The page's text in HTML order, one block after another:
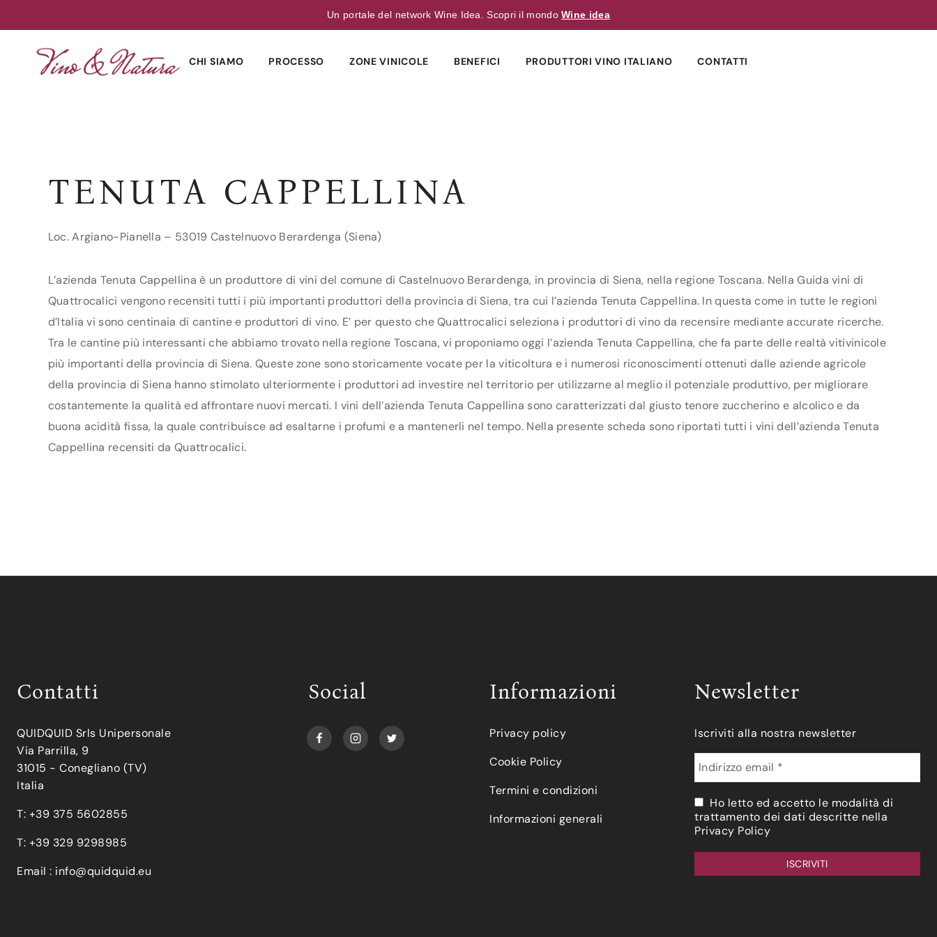
Un portale del network Wine Idea. Scopri il mondoWine idea
CHI SIAMO PROCESSO ZONE VINICOLE BENEFICI PRODUTTORI VINO ITALIANO CONTATTI
TENUTA CAPPELLINA
Loc. Argiano-Pianella – 53019 Castelnuovo Berardenga (Siena)
L’azienda Tenuta Cappellina è un produttore di vini del comune di Castelnuovo Berardenga, in provincia di Siena, nella regione Toscana. Nella Guida vini di
Quattrocalici vengono recensiti tutti i più importanti produttori della provincia di Siena, tra cui l’azienda Tenuta Cappellina. In questa come in tutte le regioni
d’Italia vi sono centinaia di cantine e produttori di vino. E’ per questo che Quattrocalici seleziona i produttori di vino da recensire mediante accurate ricerche.
Tra le cantine più interessanti che abbiamo trovato nella regione Toscana, vi proponiamo oggi l’azienda Tenuta Cappellina, che fa parte delle realtà vitivinicole
più importanti della provincia di Siena. Queste zone sono storicamente vocate per la viticoltura e i numerosi riconoscimenti ottenuti dalle aziende agricole
della provincia di Siena hanno stimolato ulteriormente i produttori ad investire nel territorio per utilizzarne al meglio il potenziale produttivo, per migliorare
costantemente la qualità ed affrontare nuovi mercati. I vini dell’azienda Tenuta Cappellina sono caratterizzati dal giusto tenore zuccherino e alcolico e da
buona acidità fissa, la quale contribuisce ad esaltarne i profumi e a mantenerli nel tempo. Nella presente scheda sono riportati tutti i vini dell’azienda Tenuta
Cappellina recensiti da Quattrocalici.
Contatti
QUIDQUID Srls Unipersonale
Via Parrilla, 9
31015 - Conegliano (TV)
Italia
T: +39 375 5602855
T: +39 329 9298985
Email : info@quidquid.eu
Social Informazioni
Privacy policy
Cookie Policy
Termini e condizioni
Informazioni generali
Newsletter
Iscriviti alla nostra newsletter
Ho letto ed accetto le modalità di
trattamento dei dati descritte nella
Privacy Policy